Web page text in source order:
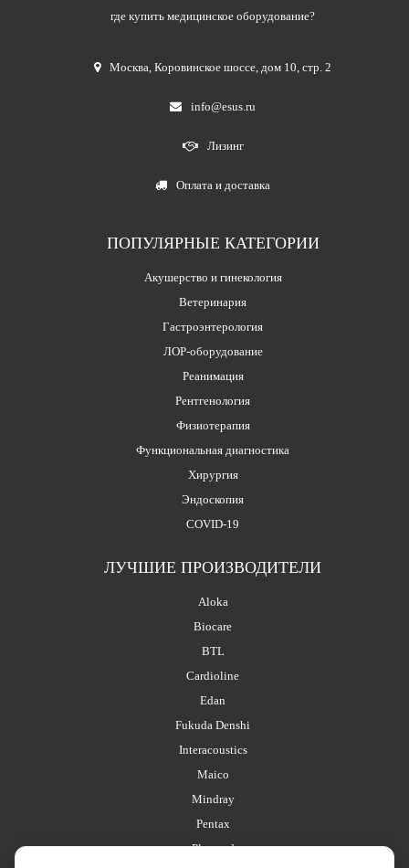
где купить медицинское оборудование?
Москва,Коровинское шоссе, дом 10, стр. 2
info@esus.ru
Лизинг
Оплата и доставка
ПОПУЛЯРНЫЕ КАТЕГОРИИ
Акушерство и гинекология
Ветеринария
Гастроэнтерология
ЛОР-оборудование
Реанимация
Рентгенология
Физиотерапия
Функциональная диагностика
Хирургия
Эндоскопия
COVID-19
ЛУЧШИЕ ПРОИЗВОДИТЕЛИ
Aloka
Biocare
BTL
Cardioline
Edan
Fukuda Denshi
Interacoustics
Maico
Mindray
Pentax
Planmed